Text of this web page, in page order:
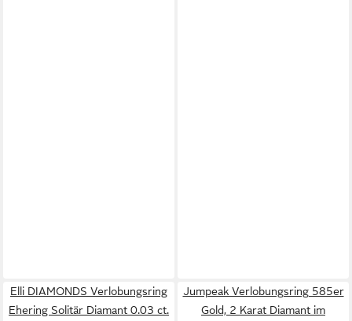
Elli DIAMONDS Verlobungsring
Ehering Solitär Diamant 0.03 ct.
Jumpeak Verlobungsring 585er
Gold, 2 Karat Diamant im